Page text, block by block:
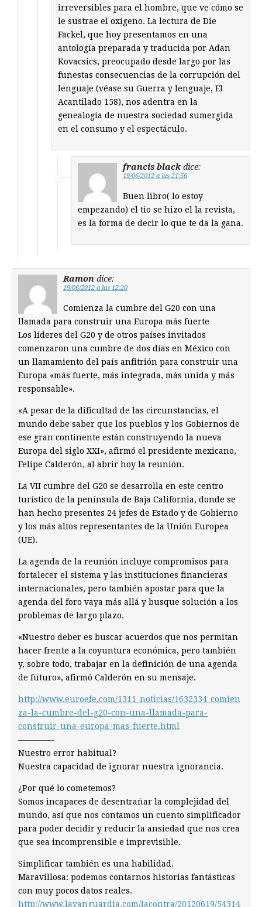
irreversibles para el hombre, que ve cómo se
le sustrae el oxígeno. La lectura de Die
Fackel, que hoy presentamos en una
antología preparada y traducida por Adan
Kovacsics, preocupado desde largo por las
funestas consecuencias de la corrupción del
lenguaje (véase su Guerra y lenguaje, El
Acantilado 158), nos adentra en la
genealogía de nuestra sociedad sumergida
en el consumo y el espectáculo.
francis black dice:
19/06/2012 a las 21:56
Buen libro( lo estoy
empezando) el tio se hizo el la revista,
es la forma de decir lo que te da la gana.
Ramon dice:
19/06/2012 a las 12:20
Comienza la cumbre del G20 con una
llamada para construir una Europa más fuerte
Los líderes del G20 y de otros países invitados
comenzaron una cumbre de dos días en México con
un llamamiento del país anfitrión para construir una
Europa «más fuerte, más integrada, más unida y más
responsable».
«A pesar de la dificultad de las circunstancias, el
mundo debe saber que los pueblos y los Gobiernos de
ese gran continente están construyendo la nueva
Europa del siglo XXI», afirmó el presidente mexicano,
Felipe Calderón, al abrir hoy la reunión.
La VII cumbre del G20 se desarrolla en este centro
turístico de la península de Baja California, donde se
han hecho presentes 24 jefes de Estado y de Gobierno
y los más altos representantes de la Unión Europea
(UE).
La agenda de la reunión incluye compromisos para
fortalecer el sistema y las instituciones financieras
internacionales, pero también apostar para que la
agenda del foro vaya más allá y busque solución a los
problemas de largo plazo.
«Nuestro deber es buscar acuerdos que nos permitan
hacer frente a la coyuntura económica, pero también
y, sobre todo, trabajar en la definición de una agenda
de futuro», afirmó Calderón en su mensaje.
http://www.euroefe.com/1311_noticias/1632334_comien
za-la-cumbre-del-g20-con-una-llamada-para-
construir-una-europa-mas-fuerte.html
————-
Nuestro error habitual?
Nuestra capacidad de ignorar nuestra ignorancia.
¿Por qué lo cometemos?
Somos incapaces de desentrañar la complejidad del
mundo, así que nos contamos un cuento simplificador
para poder decidir y reducir la ansiedad que nos crea
que sea incomprensible e imprevisible.
Simplificar también es una habilidad.
Maravillosa: podemos contarnos historias fantásticas
con muy pocos datos reales.
http://www.lavanguardia.com/lacontra/20120619/54314